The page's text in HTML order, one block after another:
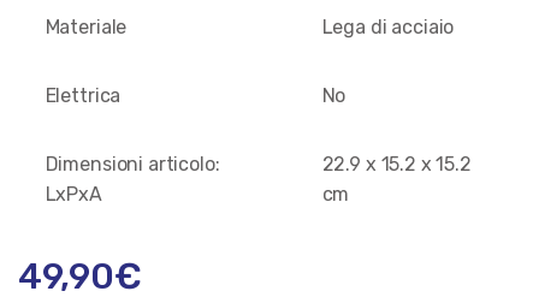
Materiale Lega di acciaio
Elettrica No
Dimensioni articolo:
LxPxA
22.9 x 15.2 x 15.2
cm
49,90€